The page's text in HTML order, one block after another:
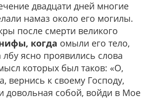
двадцати дней многие
намаз около его могилы.
после смерти великого
когда омыли его тело,
лбу ясно проявились слова
которых был таков: «О,
вернись к своему Господу,
довольная собой, войди в Мое